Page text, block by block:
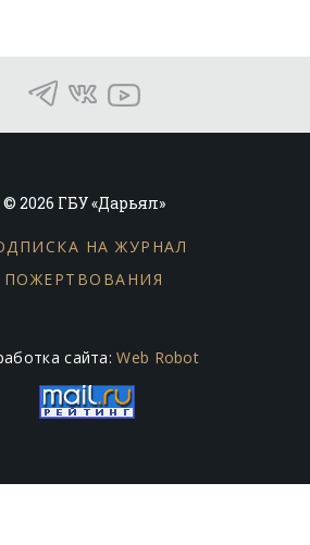
© 2026 ГБУ «Дарьял»
НА ЖУРНАЛ
ПОЖЕРТВОВАНИЯ
сайта:Web Robot